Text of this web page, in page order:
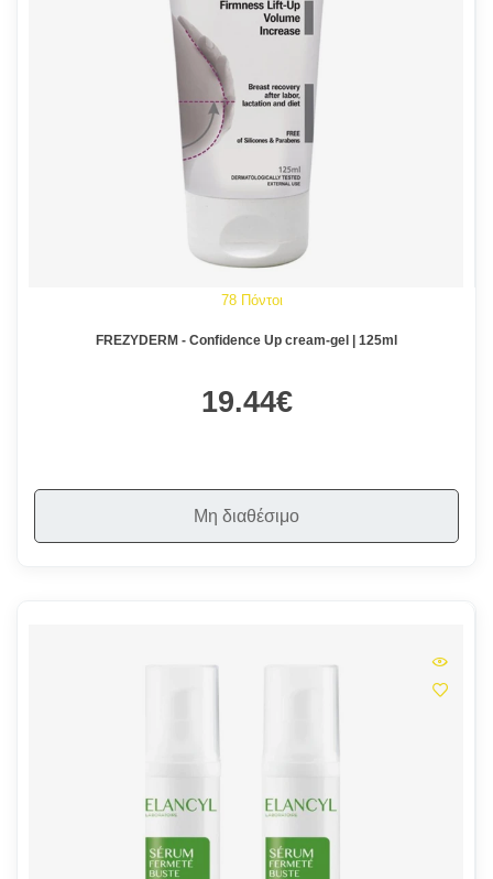
78 Πόντοι
FREZYDERM - Confidence Up cream-gel | 125ml
19.44€
Μη διαθέσιμο